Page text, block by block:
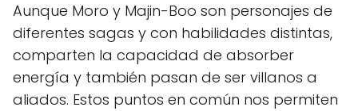
Aunque Moro y Majin-Boo son personajes de
diferentes sagas y con habilidades distintas,
comparten la capacidad de absorber
energía y también pasan de ser villanos a
aliados. Estos puntos en común nos permiten